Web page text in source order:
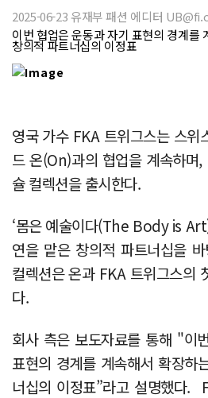
2025-06-23 유재부 패션 에디터
이번 협업은 운동과 자기 표현의 경계를
창의적 파트너십의 이정표
영국 가수 FKA 트위그스는 스위
드 온(On)과의 협업을 계속하며
슐 컬렉션을 출시한다.
‘몸은 예술이다(The Body is
연을 맡은 창의적 파트너십을
컬렉션은 온과 FKA 트위그스의
다.
회사 측은 보도자료를 통해 "이
표현의 경계를 계속해서 확장하
너십의 이정표”라고 설명했다.